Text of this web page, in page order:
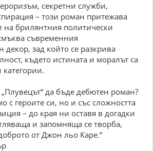
секретни служби,
– този роман притежава
на брилянтния политически
съвременния
декор, зад който се разкрива
където истината и моралът са
да бъде дебютен роман?
с героите си, но и със сложността
– до края ни оставя в догадки
и запомняща се творба,
от Джон льо Каре.“